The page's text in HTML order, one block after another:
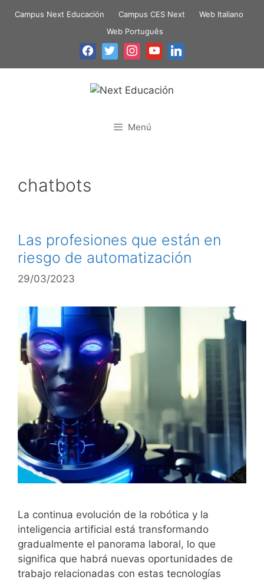
Campus Next Educación Campus CES Next
Web Italiano
Web Português
Menú
chatbots
Las profesiones que están en
riesgo de automatización
29/03/2023
La continua evolución de la robótica y la
inteligencia artificial está transformando
gradualmente el panorama laboral, lo que
significa que habrá nuevas oportunidades de
trabajo relacionadas con estas tecnologías